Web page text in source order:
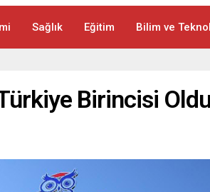
Sağlık Eğitim Bilim ve
Birincisi